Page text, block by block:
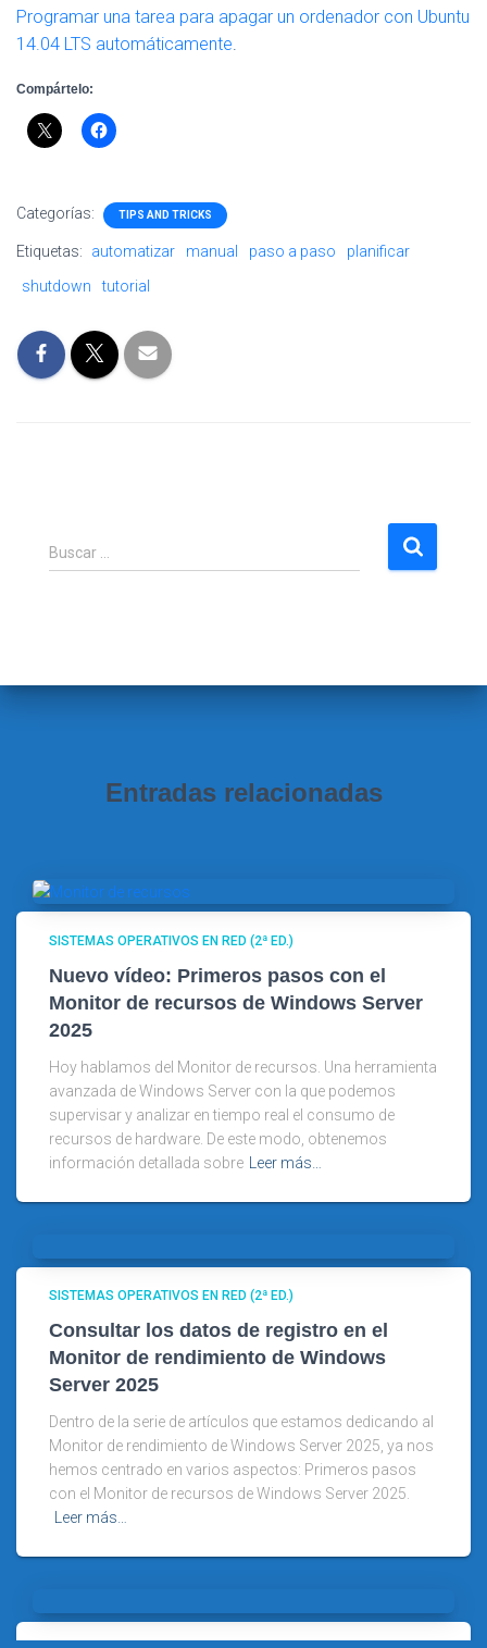
Programar una tarea para apagar un ordenador con Ubuntu
14.04 LTS automáticamente.
Compártelo:
Categorías: TIPS AND TRICKS
Etiquetas: automatizar manual paso a paso
planificar
shutdown
tutorial
B
u
:
Buscar …
Entradas relacionadas
SISTEMAS OPERATIVOS EN RED (2ª ED.)
Nuevo vídeo: Primeros pasos con el
Monitor de recursos de Windows Server
2025
Hoy hablamos del Monitor de recursos. Una herramienta
avanzada de Windows Server con la que podemos
supervisar y analizar en tiempo real el consumo de
recursos de hardware. De este modo, obtenemos
información detallada sobre Leer más…
SISTEMAS OPERATIVOS EN RED (2ª ED.)
Consultar los datos de registro en el
Monitor de rendimiento de Windows
Server 2025
Dentro de la serie de artículos que estamos dedicando al
Monitor de rendimiento de Windows Server 2025, ya nos
hemos centrado en varios aspectos: Primeros pasos
con el Monitor de recursos de Windows Server 2025.
Leer más…